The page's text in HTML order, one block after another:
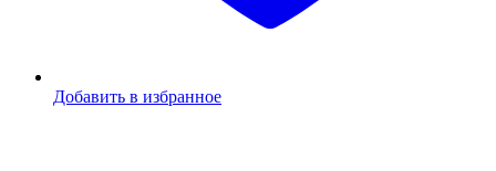
Добавить в избранное